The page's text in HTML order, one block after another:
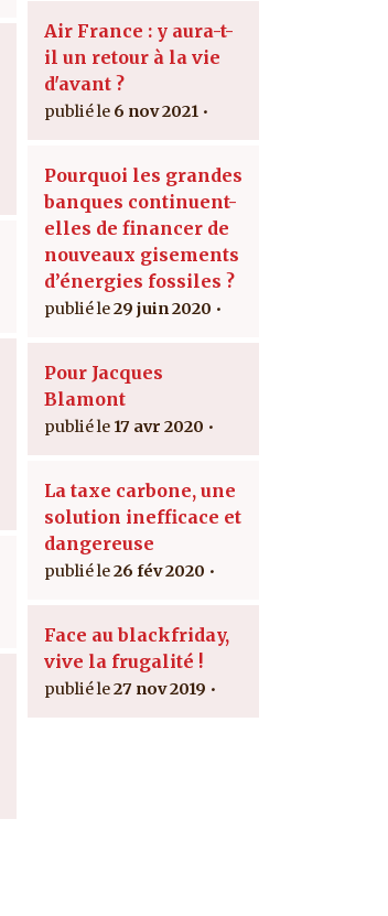
Air France : y aura-t-
il un retour à la vie
d'avant ?
6 nov 2021
Pourquoi les grandes
banques continuent-
elles de financer de
nouveaux gisements
d’énergies fossiles ?
29 juin 2020
Pour Jacques
Blamont
17 avr 2020
La taxe carbone, une
solution inefficace et
dangereuse
26 fév 2020
Face au blackfriday,
vive la frugalité !
27 nov 2019